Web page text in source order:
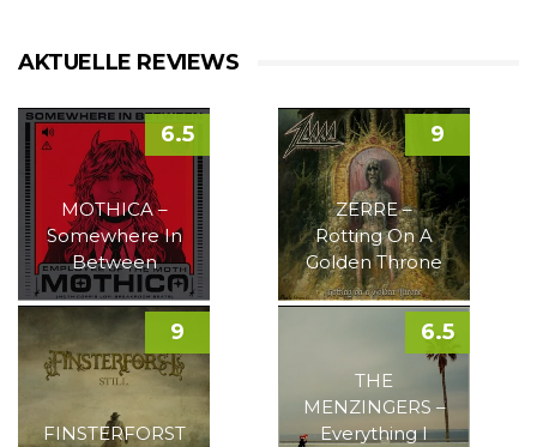
AKTUELLE REVIEWS
MOTHICA –
Somewhere In
Between
6.5
ZERRE –
Rotting On A
Golden Throne
9
FINSTERFORST
9
THE
MENZINGERS –
Everything I
6.5